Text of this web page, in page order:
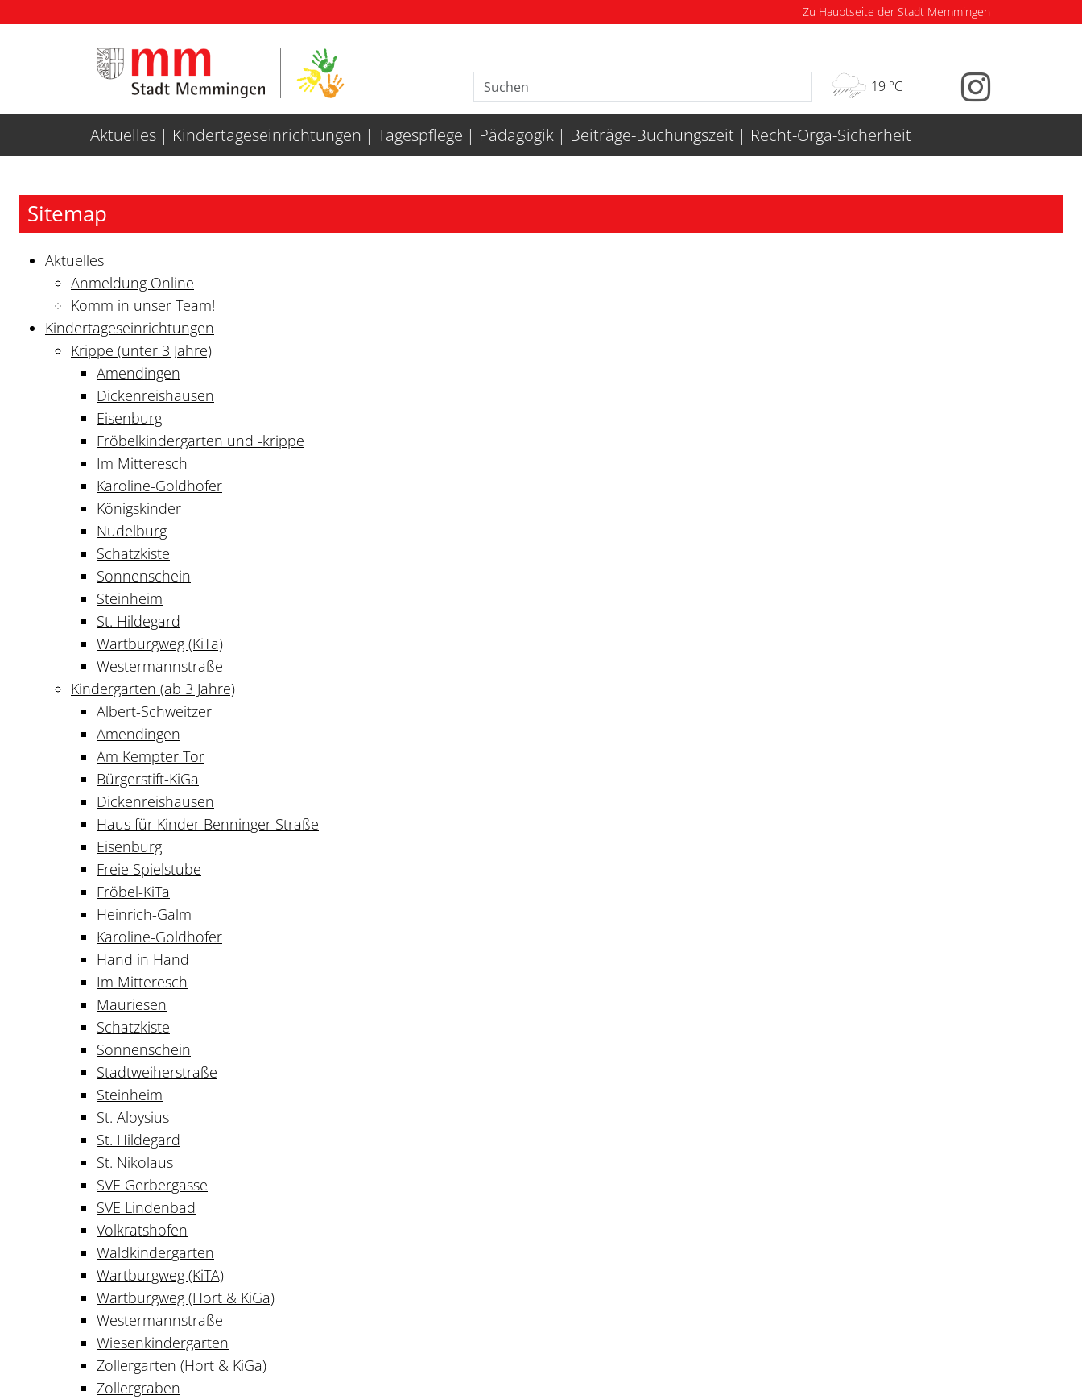
Weiter zur Navigation Weiter zum Inhalt Zu Hauptseite der Stadt Memmingen
19 °C
Aktuelles Kindertageseinrichtungen Tagespflege Pädagogik Beiträge-Buchungszeit Recht-Orga-Sicherheit
Sitemap
Aktuelles
Anmeldung Online
Komm in unser Team!
Kindertageseinrichtungen
Krippe (unter 3 Jahre)
Amendingen
Dickenreishausen
Eisenburg
Fröbelkindergarten und -krippe
Im Mitteresch
Karoline-Goldhofer
Königskinder
Nudelburg
Schatzkiste
Sonnenschein
Steinheim
St. Hildegard
Wartburgweg (KiTa)
Westermannstraße
Kindergarten (ab 3 Jahre)
Albert-Schweitzer
Amendingen
Am Kempter Tor
Bürgerstift-KiGa
Dickenreishausen
Haus für Kinder Benninger Straße
Eisenburg
Freie Spielstube
Fröbel-KiTa
Heinrich-Galm
Karoline-Goldhofer
Hand in Hand
Im Mitteresch
Mauriesen
Schatzkiste
Sonnenschein
Stadtweiherstraße
Steinheim
St. Aloysius
St. Hildegard
St. Nikolaus
SVE Gerbergasse
SVE Lindenbad
Volkratshofen
Waldkindergarten
Wartburgweg (KiTA)
Wartburgweg (Hort & KiGa)
Westermannstraße
Wiesenkindergarten
Zollergarten (Hort & KiGa)
Zollergraben